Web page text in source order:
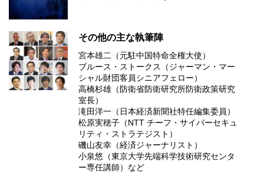
その他の主な執筆陣
宮本雄二（元駐中国特命全権大使）
ブルース・ストークス（ジャーマン・マー
シャル財団客員シニアフェロー）
高橋杉雄（防衛省防衛研究所防衛政策研究
室長）
滝田洋一（日本経済新聞社特任編集委員）
松原実穂子（NTT チーフ・サイバーセキュ
リティ・ストラテジスト）
磯山友幸（経済ジャーナリスト）
小泉悠（東京大学先端科学技術研究センタ
ー専任講師）など